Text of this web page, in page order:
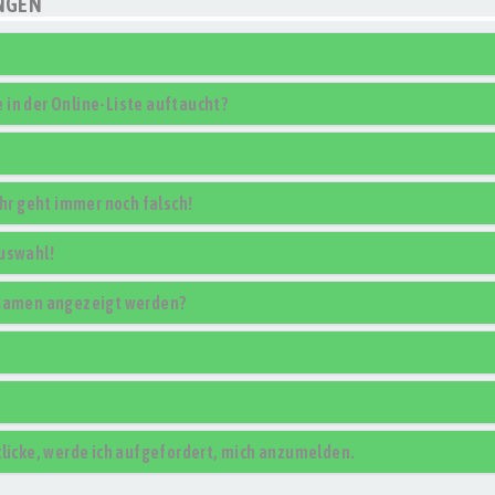
in der Online-Liste auftaucht?
geht immer noch falsch!
angezeigt werden?
werde ich aufgefordert, mich anzumelden.